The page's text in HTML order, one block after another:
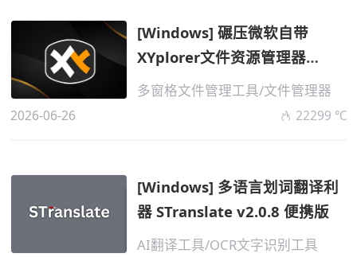
[Windows] 碾压微软自带
XYplorer文件资源管理器
v28.30.1300 高级...
多窗格文件管理工具/文件管理器
2026-06-26 22299 ℃
[Windows] 多语言划词翻译利
器 STranslate v2.0.8 便携版
AI翻译工具/OCR文字识别工具